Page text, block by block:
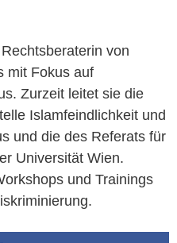
von
mit Fokus auf
Zurzeit leitet sie die
Islamfeindlichkeit und
und die des Referats für
Universität Wien.
und Trainings